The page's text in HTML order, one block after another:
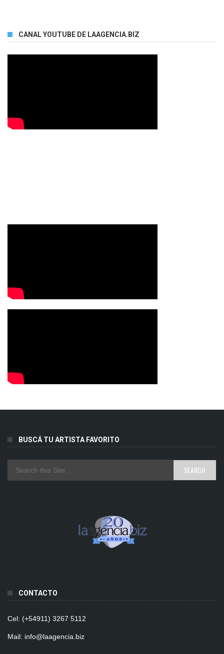
CANAL YOUTUBE DE LAAGENCIA.BIZ
BUSCÁ TU ARTISTA FAVORITO
CONTACTO
Cel: (+54911) 3267 5112
Mail: info@laagencia.biz